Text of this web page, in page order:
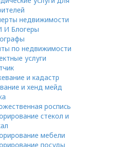
недвижимости
Блогеры
по недвижимости
услуги
и кадастр
и хенд мейд
роспись
стекол и
мебели
посуды